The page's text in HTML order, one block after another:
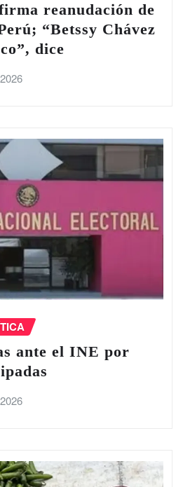
reanudación de
“Betssy Chávez
dice
ante el INE por